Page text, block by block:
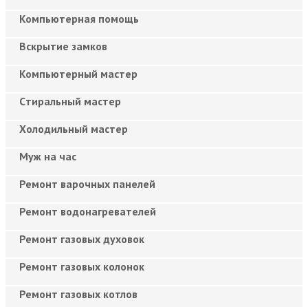
Компьютерная помощь
Вскрытие замков
Компьютерный мастер
Cтиральный мастер
Холодильный мастер
Муж на час
Ремонт варочных панелей
Ремонт водонагревателей
Ремонт газовых духовок
Ремонт газовых колонок
Ремонт газовых котлов